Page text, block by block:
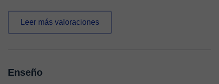
Leer más valoraciones
Enseño